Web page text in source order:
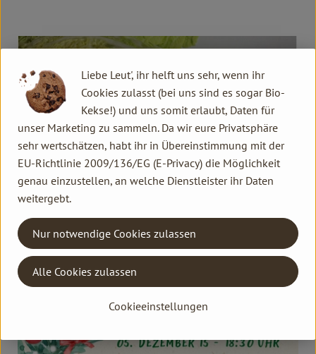
Kimchi Kurs
30.1.2026 Kimchi Kurs am 05.02.
Weiterlesen →
Liebe Leut', ihr helft uns sehr, wenn ihr
Cookies zulasst (bei uns sind es sogar Bio-
Kekse!) und uns somit erlaubt, Daten für
unser Marketing zu sammeln. Da wir eure Privatsphäre
sehr wertschätzen, habt ihr in Übereinstimmung mit der
EU-Richtlinie 2009/136/EG (E-Privacy) die Möglichkeit
genau einzustellen, an welche Dienstleister ihr Daten
weitergebt.
Cookieeinstellungen
Nur notwendige Cookies zulassen
Alle Cookies zulassen